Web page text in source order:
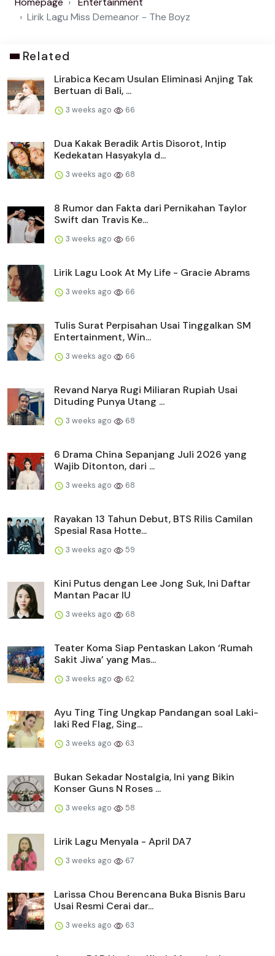
Lirik Lagu Miss Demeanor - The Boyz
Related
Lirabica Kecam Usulan Eliminasi Anjing Tak
Bertuan di Bali, ...
3 weeks ago 66
Dua Kakak Beradik Artis Disorot, Intip
Kedekatan Hasyakyla d...
3 weeks ago 68
8 Rumor dan Fakta dari Pernikahan Taylor
Swift dan Travis Ke...
3 weeks ago 66
Lirik Lagu Look At My Life - Gracie Abrams
3 weeks ago 66
Tulis Surat Perpisahan Usai Tinggalkan SM
Entertainment, Win...
3 weeks ago 66
Revand Narya Rugi Miliaran Rupiah Usai
Dituding Punya Utang ...
3 weeks ago 68
6 Drama China Sepanjang Juli 2026 yang
Wajib Ditonton, dari ...
3 weeks ago 68
Rayakan 13 Tahun Debut, BTS Rilis Camilan
Spesial Rasa Hotte...
3 weeks ago 59
Kini Putus dengan Lee Jong Suk, Ini Daftar
Mantan Pacar IU
3 weeks ago 68
Teater Koma Siap Pentaskan Lakon ‘Rumah
Sakit Jiwa’ yang Mas...
3 weeks ago 62
Ayu Ting Ting Ungkap Pandangan soal Laki-
laki Red Flag, Sing...
3 weeks ago 63
Bukan Sekadar Nostalgia, Ini yang Bikin
Konser Guns N Roses ...
3 weeks ago 58
Lirik Lagu Menyala - April DA7
3 weeks ago 67
Larissa Chou Berencana Buka Bisnis Baru
Usai Resmi Cerai dar...
3 weeks ago 63